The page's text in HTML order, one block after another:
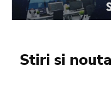
Stiri si